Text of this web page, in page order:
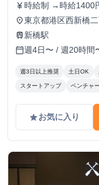
currency_yen 時給制 →時給1400
place東京都港区西新橋
train 新橋駅
calendar_today週4日〜 / 週20時間
週3日以上推奨 土日OK
スタートアップ ベンチャー
gradeお気に入り